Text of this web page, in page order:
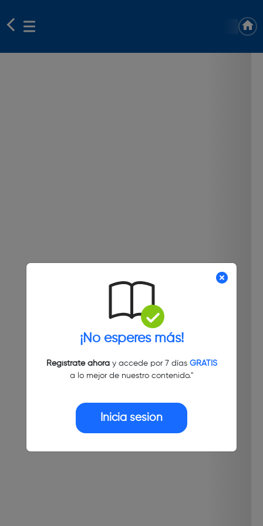
¡No esperes más!
Regístrate ahoray accede por 7 días GRATIS
a lo mejor de nuestro contenido."
Inicia sesión